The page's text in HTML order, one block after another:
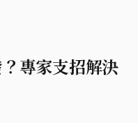
專家支招解決